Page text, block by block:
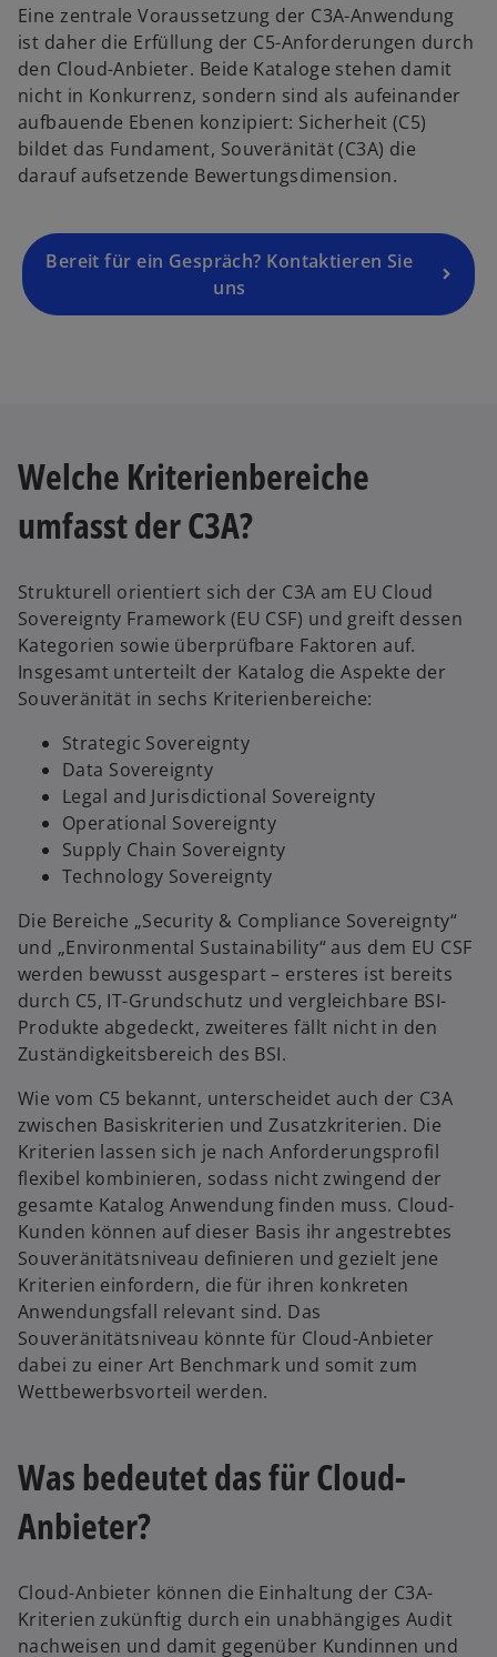
g
e
ö
f
f
n
e
i
n
e
r
n
e
u
n
R
g
k
r
e
g
e
ö
f
n
e
t
Eine zentrale Voraussetzung der C3A-Anwendung
ist daher die Erfüllung der C5-Anforderungen durch
den Cloud-Anbieter. Beide Kataloge stehen damit
nicht in Konkurrenz, sondern sind als aufeinander
aufbauende Ebenen konzipiert: Sicherheit (C5)
bildet das Fundament, Souveränität (C3A) die
darauf aufsetzende Bewertungsdimension.
Bereit für ein Gespräch? Kontaktieren Sie
uns
Welche Kriterienbereiche
umfasst der C3A?
Strukturell orientiert sich der C3A am EU Cloud
Sovereignty Framework (EU CSF) und greift dessen
Kategorien sowie überprüfbare Faktoren auf.
Insgesamt unterteilt der Katalog die Aspekte der
Souveränität in sechs Kriterienbereiche:
Strategic Sovereignty
Data Sovereignty
Legal and Jurisdictional Sovereignty
Operational Sovereignty
Supply Chain Sovereignty
Technology Sovereignty
Die Bereiche „Security & Compliance Sovereignty“
und „Environmental Sustainability“ aus dem EU CSF
werden bewusst ausgespart – ersteres ist bereits
durch C5, IT-Grundschutz und vergleichbare BSI-
Produkte abgedeckt, zweiteres fällt nicht in den
Zuständigkeitsbereich des BSI.
Wie vom C5 bekannt, unterscheidet auch der C3A
zwischen Basiskriterien und Zusatzkriterien. Die
Kriterien lassen sich je nach Anforderungsprofil
flexibel kombinieren, sodass nicht zwingend der
gesamte Katalog Anwendung finden muss. Cloud-
Kunden können auf dieser Basis ihr angestrebtes
Souveränitätsniveau definieren und gezielt jene
Kriterien einfordern, die für ihren konkreten
Anwendungsfall relevant sind. Das
Souveränitätsniveau könnte für Cloud-Anbieter
dabei zu einer Art Benchmark und somit zum
Wettbewerbsvorteil werden.
Was bedeutet das für Cloud-
Anbieter?
Cloud-Anbieter können die Einhaltung der C3A-
Kriterien zukünftig durch ein unabhängiges Audit
nachweisen und damit gegenüber Kundinnen und